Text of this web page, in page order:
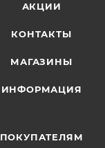
АКЦИИ
КОНТАКТЫ
МАГАЗИНЫ
ИНФОРМАЦИЯ
ПОКУПАТЕЛЯМ